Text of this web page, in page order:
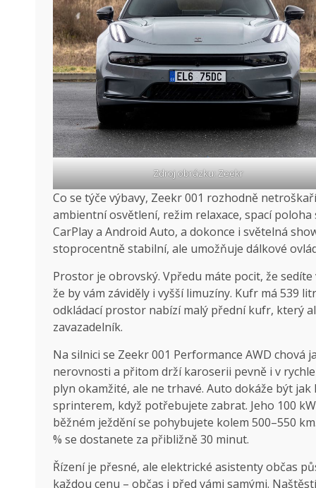
Zdroj obrázku: Zeekr
Co se týče výbavy, Zeekr 001 rozhodně
ambientní osvětlení, režim relaxace, spací
CarPlay a Android Auto, a dokonce i světelná
stoprocentně stabilní, ale umožňuje dálkové
Prostor je obrovský. Vpředu máte pocit, že
že by vám záviděly i vyšší limuzíny. Kufr má 539
odkládací prostor nabízí malý přední kufr, který
zavazadelník.
Na silnici se Zeekr 001 Performance AWD
nerovnosti a přitom drží karoserii pevně i v
plyn okamžité, ale ne trhavé. Auto dokáže být
sprinterem, když potřebujete zabrat. Jeho 100
běžném ježdění se pohybujete kolem 500–550
% se dostanete za přibližně 30 minut.
Řízení je přesné, ale elektrické asistenty občas
každou cenu – občas i před vámi samými.